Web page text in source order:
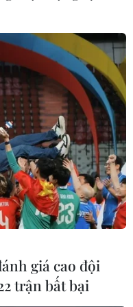
môi quyến rũ
trên gương mặt
ngọt ngào như
một đóa hoa
giá cao đội
trận bất bại